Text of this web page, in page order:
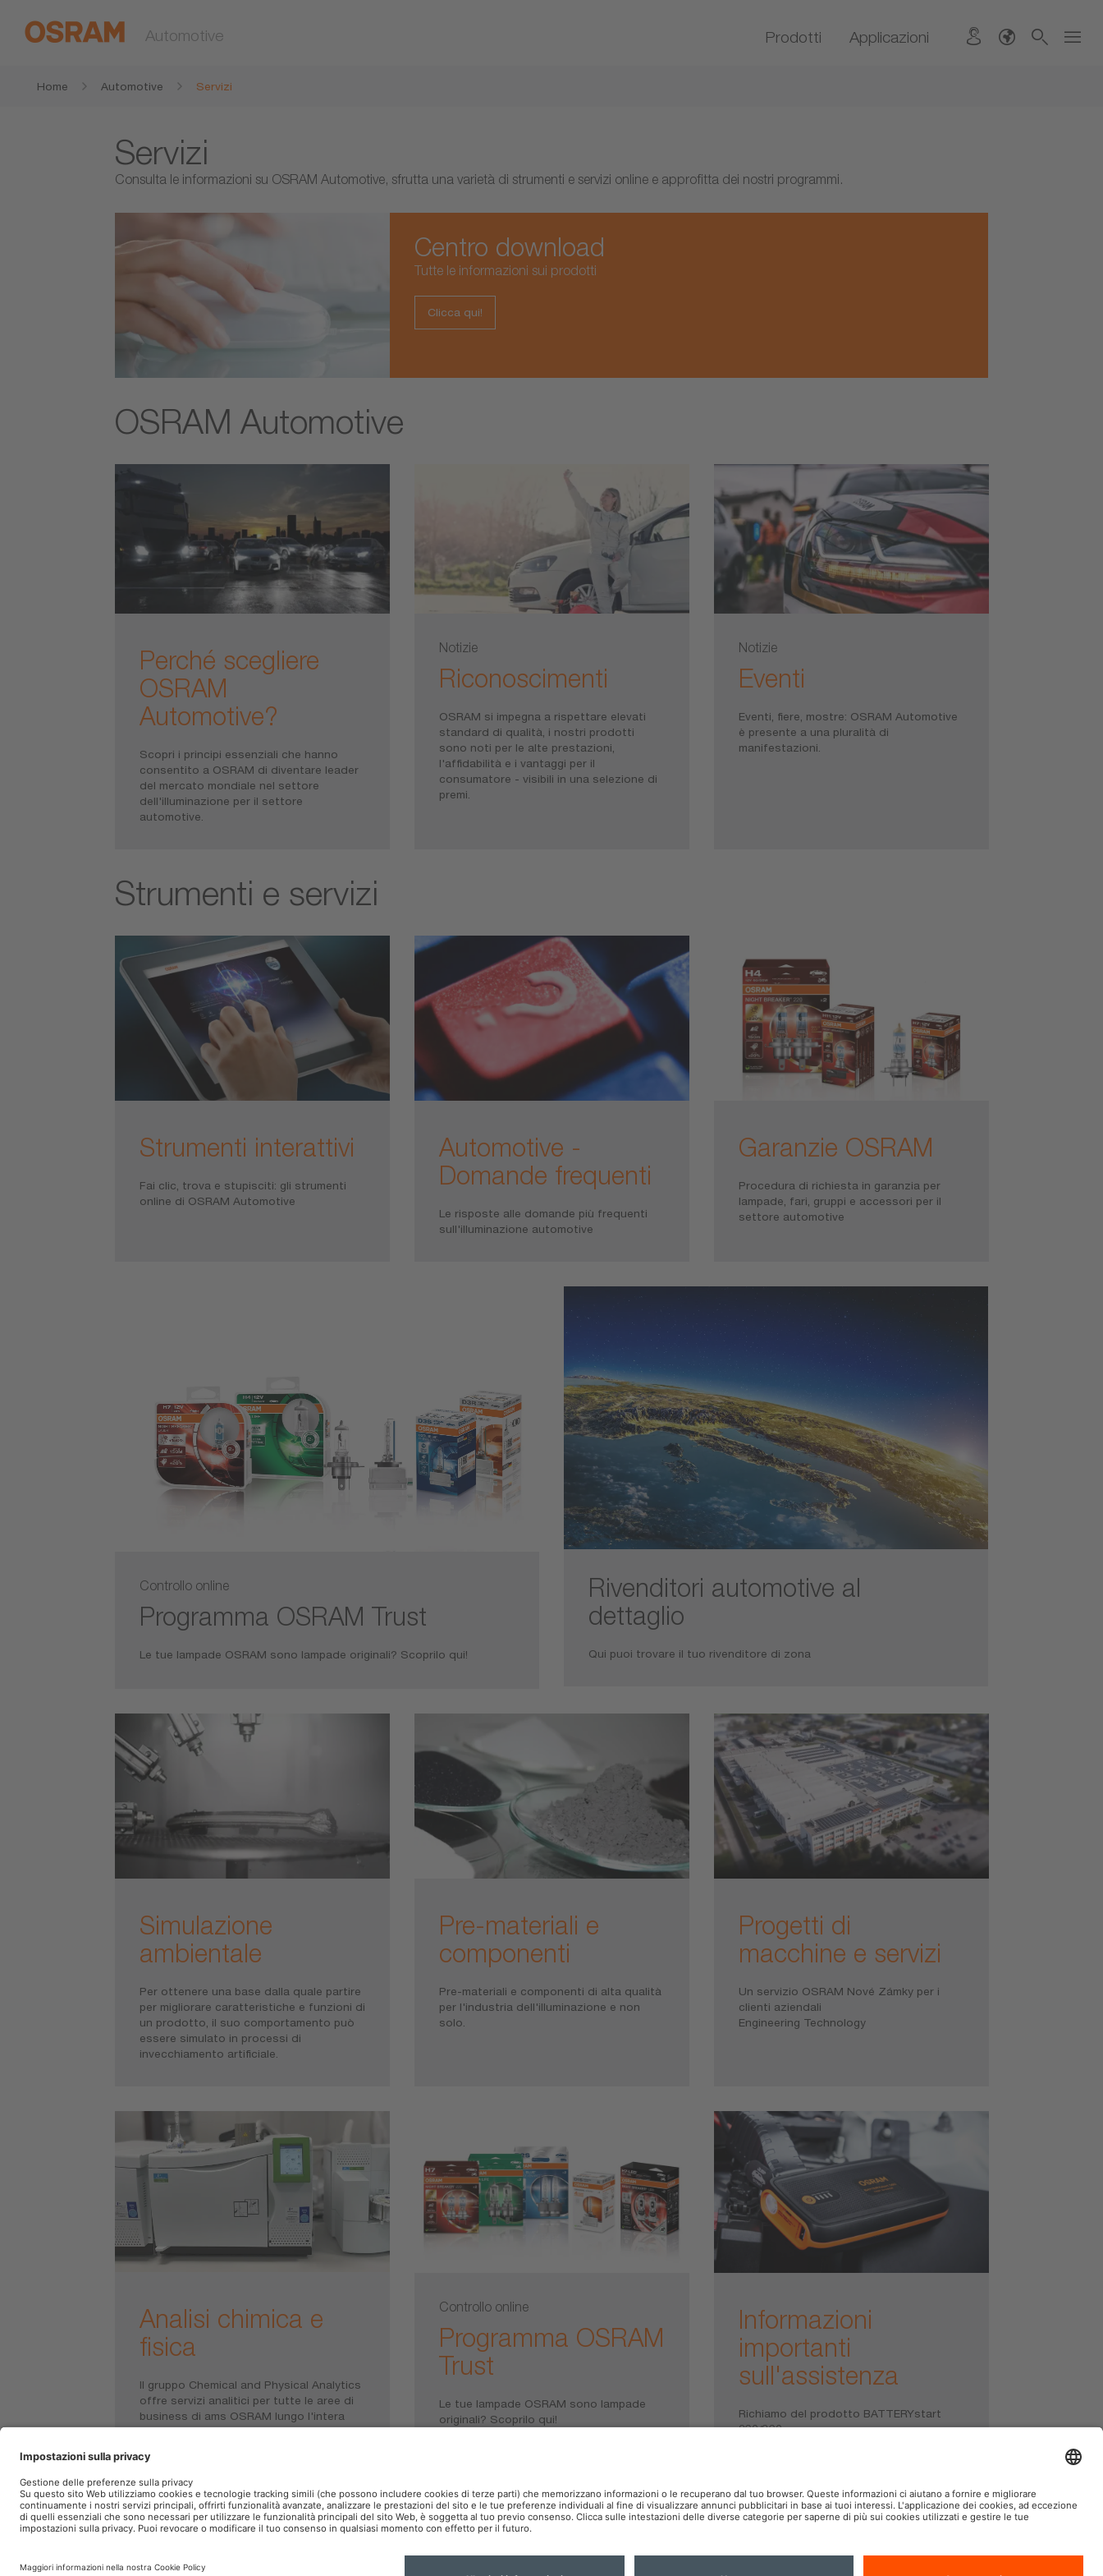
Automotive Prodotti Applicazioni
Home Automotive Servizi
Servizi
Consulta le informazioni su OSRAM Automotive, sfrutta una varietà di strumenti e servizi online e approfitta dei nostri programmi.
Centro download
Tutte le informazioni sui prodotti
Clicca qui!
OSRAM Automotive
Perché scegliere
OSRAM
Automotive?
Scopri i principi essenziali che hanno
consentito a OSRAM di diventare leader
del mercato mondiale nel settore
dell'illuminazione per il settore
automotive.
Notizie
Riconoscimenti
OSRAM si impegna a rispettare elevati
standard di qualità, i nostri prodotti
sono noti per le alte prestazioni,
l'affidabilità e i vantaggi per il
consumatore - visibili in una selezione di
premi.
Notizie
Eventi
Eventi, fiere, mostre: OSRAM Automotive
è presente a una pluralità di
manifestazioni.
Strumenti e servizi
Strumenti interattivi
Fai clic, trova e stupisciti: gli strumenti
online di OSRAM Automotive
Automotive -
Domande frequenti
Le risposte alle domande più frequenti
sull'illuminazione automotive
Garanzie OSRAM
Procedura di richiesta in garanzia per
lampade, fari, gruppi e accessori per il
settore automotive
Controllo online
Programma OSRAM Trust
Le tue lampade OSRAM sono lampade originali? Scoprilo qui!
Rivenditori automotive al
dettaglio
Qui puoi trovare il tuo rivenditore di zona
Simulazione
ambientale
Per ottenere una base dalla quale partire
per migliorare caratteristiche e funzioni di
un prodotto, il suo comportamento può
essere simulato in processi di
invecchiamento artificiale.
Pre-materiali e
componenti
Pre-materiali e componenti di alta qualità
per l'industria dell'illuminazione e non
solo.
Progetti di
macchine e servizi
Un servizio OSRAM Nové Zámky per i
clienti aziendali
Engineering Technology
Analisi chimica e
fisica
Il gruppo Chemical and Physical Analytics
offre servizi analitici per tutte le aree di
business di ams OSRAM lungo l'intera
catena del valore aggiunto, nonché per i
Controllo online
Programma OSRAM
Trust
Le tue lampade OSRAM sono lampade
originali? Scoprilo qui!
Informazioni
importanti
sull'assistenza
Richiamo del prodotto BATTERYstart
260/360
OSRAM Automotive nei Social
Condizioni generali di utilizzo
Norme sulla Privacy